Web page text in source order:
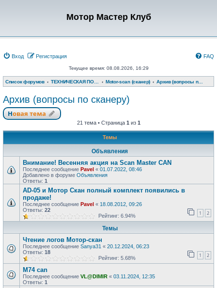
Мотор Мастер Клуб
Вход Регистрация FAQ
Текущее время: 08.08.2026, 16:29
Список форумов ТЕХНИЧЕСКАЯ ПОДДЕРЖКА Motor-scan (сканер) Архив (вопросы по сканеру)
Архив (вопросы по сканеру)
Новая тема
21 тема • Страница 1 из 1
Темы
Объявления
Внимание! Весенняя акция на Scan Master CAN
Последнее сообщение Pavel « 01.07.2022, 08:46
Добавлено в форуме Объявления
Ответы: 1
AD-05 и Мотор Скан полный комплект появились в
продаже!
Последнее сообщение Pavel « 18.08.2012, 09:26
Ответы: 22 1 2
Рейтинг: 6.94%
Темы
Чтение логов Мотор-скан
Последнее сообщение Sanya31 « 20.12.2024, 06:23
Ответы: 18 1 2
Рейтинг: 5.68%
М74 can
Последнее сообщение VL@DIMIR « 03.11.2024, 12:35
Ответы: 1